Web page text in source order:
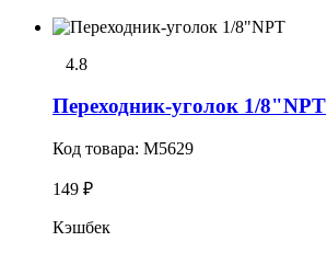
4.8
Переходник-уголок 1/8"NPT
Код товара: M5629
149 ₽
Кэшбек